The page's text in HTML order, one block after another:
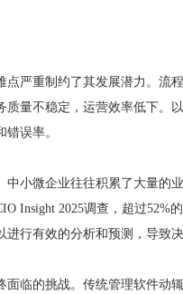
点严重制约了其发展潜力。流
质量不稳定，运营效率低下。
误率。
中小微企业往往积累了大量的
Insight 2025调查，超过
进行有效的分析和预测，导致
面临的挑战。传统管理软件